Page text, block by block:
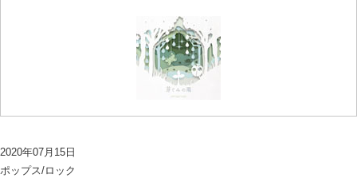
2020年07月15日
ポップス/ロック